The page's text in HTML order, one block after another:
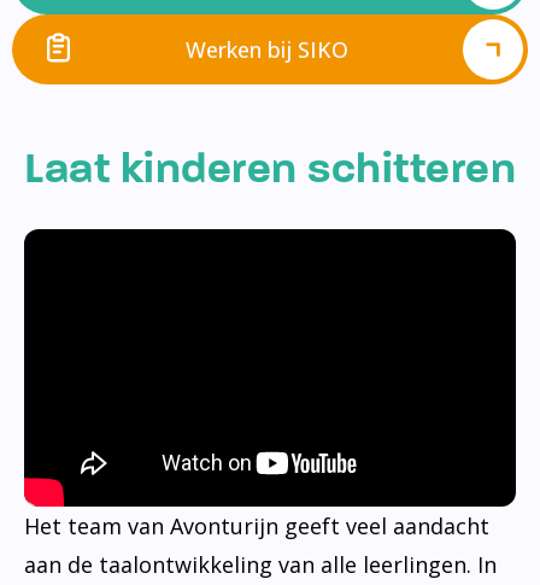
Werken bij SIKO
Laat kinderen schitteren
Het team van Avonturijn geeft veel aandacht
aan de taalontwikkeling van alle leerlingen. In